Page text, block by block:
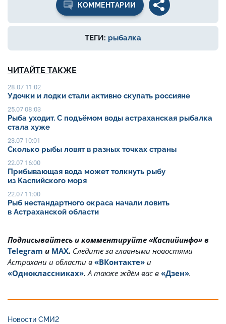
КОММЕНТАРИИ
ТЕГИ: рыбалка
ЧИТАЙТЕ ТАКЖЕ
28.07 11:02
Удочки и лодки стали активно скупать россияне
25.07 08:03
Рыба уходит. С подъёмом воды астраханская рыбалка
стала хуже
23.07 10:01
Сколько рыбы ловят в разных точках страны
22.07 16:00
Прибывающая вода может толкнуть рыбу
из Каспийского моря
22.07 11:00
Рыб нестандартного окраса начали ловить
в Астраханской области
Подписывайтесь и комментируйте «Каспийинфо» в
Telegram и MAX. Cледите за главными новостями
Астрахани и области в «ВКонтакте» и
«Одноклассниках». А также ждём вас в «Дзен».
Новости СМИ2